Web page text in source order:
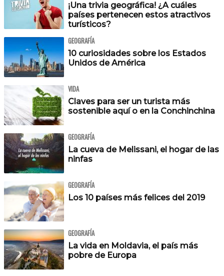
¡Una trivia geográfica! ¿A cuáles
países pertenecen estos atractivos
turísticos?
GEOGRAFÍA
10 curiosidades sobre los Estados
Unidos de América
VIDA
Claves para ser un turista más
sostenible aquí o en la Conchinchina
GEOGRAFÍA
La cueva de Melissani, el hogar de las
ninfas
GEOGRAFÍA
Los 10 países más felices del 2019
GEOGRAFÍA
La vida en Moldavia, el país más
pobre de Europa